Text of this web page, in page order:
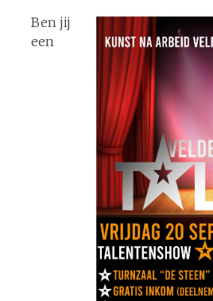
Ben jij
een